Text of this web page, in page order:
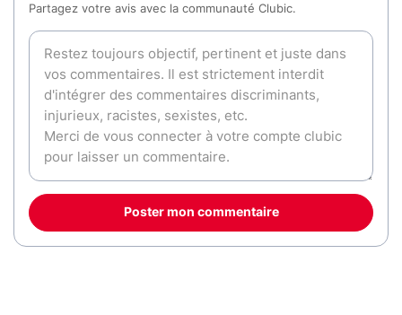
Partagez votre avis avec la communauté Clubic.
Poster mon commentaire